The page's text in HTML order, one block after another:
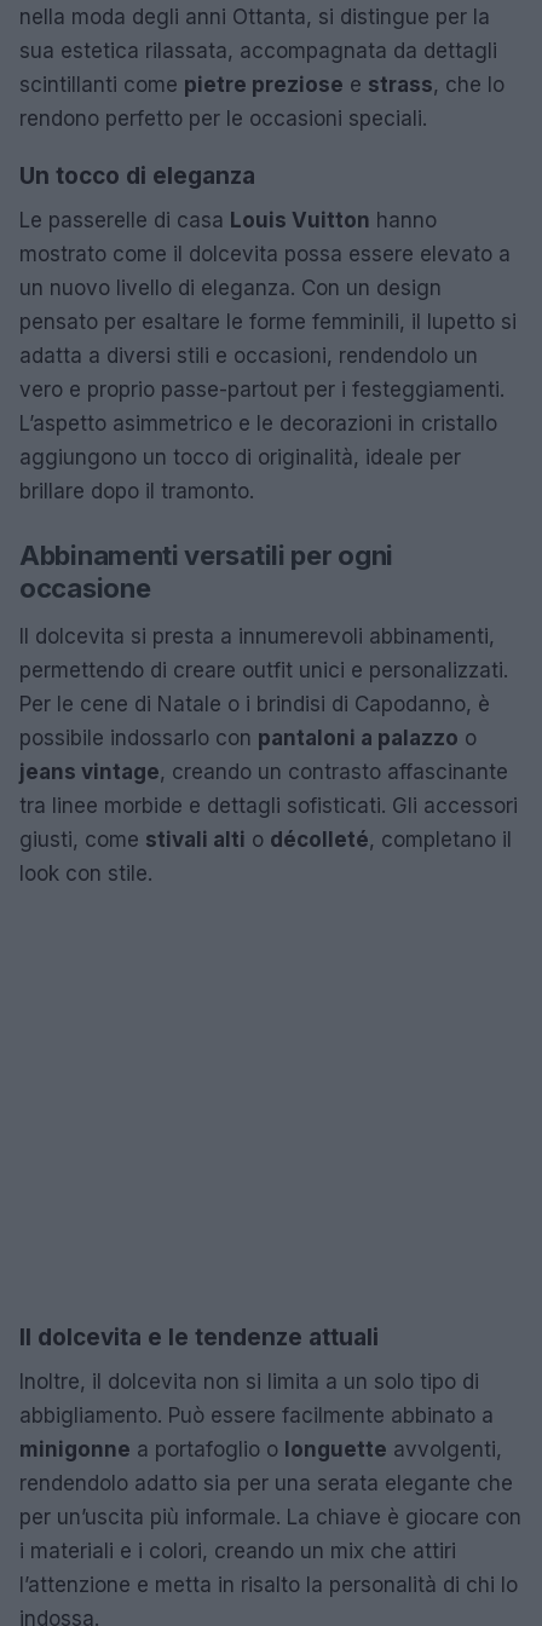
nella moda degli anni Ottanta, si distingue per la
sua estetica rilassata, accompagnata da dettagli
scintillanti come pietre preziose e strass, che lo
rendono perfetto per le occasioni speciali.
Un tocco di eleganza
Le passerelle di casa Louis Vuitton hanno
mostrato come il dolcevita possa essere elevato a
un nuovo livello di eleganza. Con un design
pensato per esaltare le forme femminili, il lupetto si
adatta a diversi stili e occasioni, rendendolo un
vero e proprio passe-partout per i festeggiamenti.
L’aspetto asimmetrico e le decorazioni in cristallo
aggiungono un tocco di originalità, ideale per
brillare dopo il tramonto.
Abbinamenti versatili per ogni
occasione
Il dolcevita si presta a innumerevoli abbinamenti,
permettendo di creare outfit unici e personalizzati.
Per le cene di Natale o i brindisi di Capodanno, è
possibile indossarlo con pantaloni a palazzo o
jeans vintage, creando un contrasto affascinante
tra linee morbide e dettagli sofisticati. Gli accessori
giusti, come stivali alti o décolleté, completano il
look con stile.
Il dolcevita e le tendenze attuali
Inoltre, il dolcevita non si limita a un solo tipo di
abbigliamento. Può essere facilmente abbinato a
minigonne a portafoglio o longuette avvolgenti,
rendendolo adatto sia per una serata elegante che
per un’uscita più informale. La chiave è giocare con
i materiali e i colori, creando un mix che attiri
l’attenzione e metta in risalto la personalità di chi lo
indossa.